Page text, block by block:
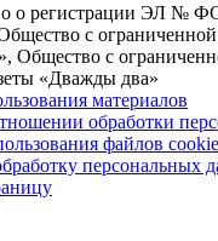
о регистрации ЭЛ №
с
Общество с
«Дважды два»
материалов
обработки
файлов cookie
персональных